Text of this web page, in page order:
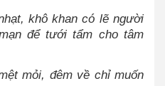
khô khan có lẽ người
để tưới tẩm cho tâm
mỏi, đêm về chỉ muốn